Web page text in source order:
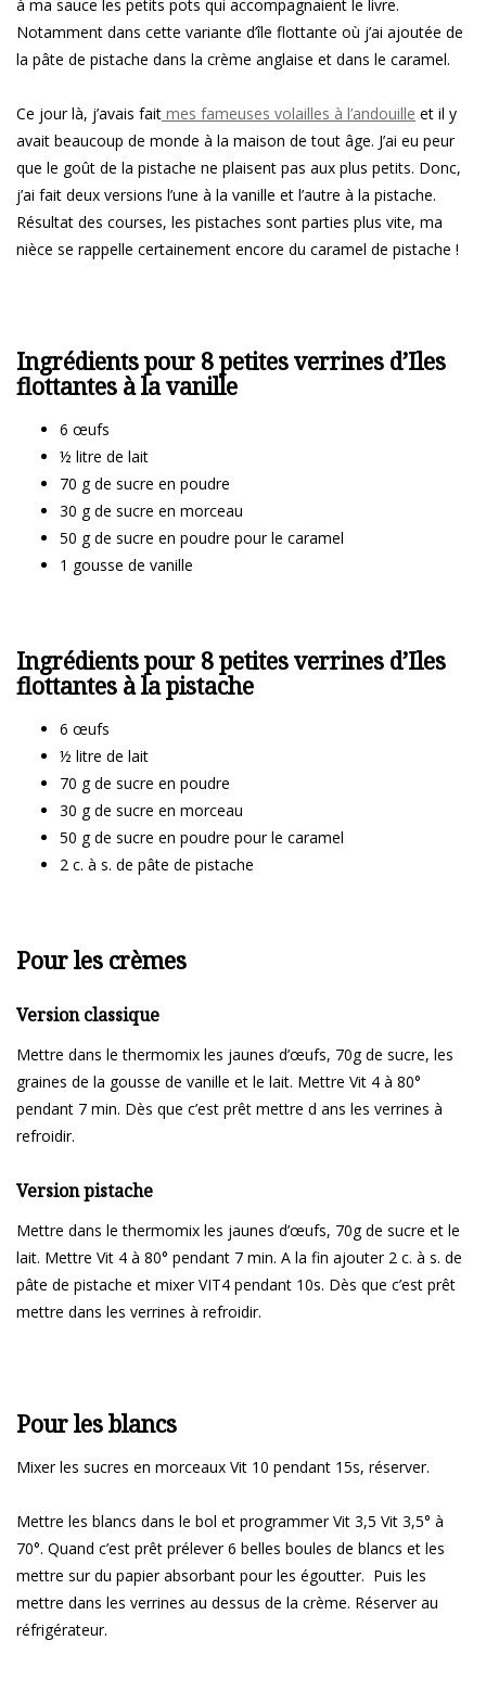
à ma sauce les petits pots qui accompagnaient le livre.
Notamment dans cette variante d’île flottante où j’ai ajoutée de
la pâte de pistache dans la crème anglaise et dans le caramel.
Ce jour là, j’avais fait mes fameuses volailles à l’andouille et il y
avait beaucoup de monde à la maison de tout âge. J’ai eu peur
que le goût de la pistache ne plaisent pas aux plus petits. Donc,
j’ai fait deux versions l’une à la vanille et l’autre à la pistache.
Résultat des courses, les pistaches sont parties plus vite, ma
nièce se rappelle certainement encore du caramel de pistache !
Ingrédients pour 8 petites verrines d’Iles
flottantes à la vanille
6 œufs
½ litre de lait
70 g de sucre en poudre
30 g de sucre en morceau
50 g de sucre en poudre pour le caramel
1 gousse de vanille
Ingrédients pour 8 petites verrines d’Iles
flottantes à la pistache
6 œufs
½ litre de lait
70 g de sucre en poudre
30 g de sucre en morceau
50 g de sucre en poudre pour le caramel
2 c. à s. de pâte de pistache
Pour les crèmes
Version classique
Mettre dans le thermomix les jaunes d’œufs, 70g de sucre, les
graines de la gousse de vanille et le lait. Mettre Vit 4 à 80°
pendant 7 min. Dès que c’est prêt mettre d ans les verrines à
refroidir.
Version pistache
Mettre dans le thermomix les jaunes d’œufs, 70g de sucre et le
lait. Mettre Vit 4 à 80° pendant 7 min. A la fin ajouter 2 c. à s. de
pâte de pistache et mixer VIT4 pendant 10s. Dès que c’est prêt
mettre dans les verrines à refroidir.
Pour les blancs
Mixer les sucres en morceaux Vit 10 pendant 15s, réserver.
Mettre les blancs dans le bol et programmer Vit 3,5 Vit 3,5° à
70°. Quand c’est prêt prélever 6 belles boules de blancs et les
mettre sur du papier absorbant pour les égoutter. Puis les
mettre dans les verrines au dessus de la crème. Réserver au
réfrigérateur.